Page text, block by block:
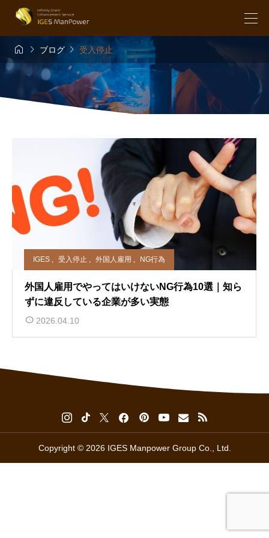
  ブログ 受入停止
IGES , 受入停止 , 外国人雇用 , NG行為
外国人雇用でやってはいけないNG行為10選｜知ら
ずに違反している企業が多い実態
2026.04.10
Copyright © 2026 IGES Manpower Group Co., Ltd.